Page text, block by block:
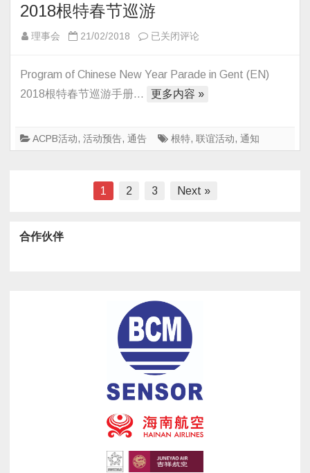
国
春
巡
庆
活
动
2018根特春节巡游
理事会 21/02/2018
2018
特
春
游
已关闭评论
Program of Chinese New Year Parade in Gent (EN)
2018根特春节巡游手册…
更多内容 »
ACPB活动, 活动预告, 通告 根特, 联谊活动, 通知
分
1 2 3 Next »
合作伙伴